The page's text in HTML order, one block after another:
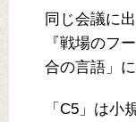
同じ会議に
『戦場のフ
合の言語」
「C5」は小